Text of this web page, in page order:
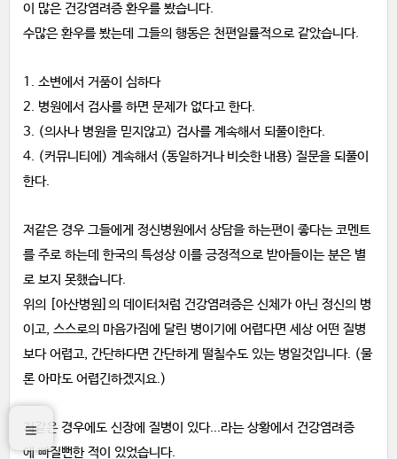
이 많은 건강염려증 환우를 봤습니다.
수많은 환우를 봤는데 그들의 행동은 천편일률적으로 같았습니다.
1. 소변에서 거품이 심하다
2. 병원에서 검사를 하면 문제가 없다고 한다.
3. (의사나 병원을 믿지않고) 검사를 계속해서 되풀이한다.
4. (커뮤니티에) 계속해서 (동일하거나 비슷한 내용) 질문을 되풀이
한다.
저같은 경우 그들에게 정신병원에서 상담을 하는편이 좋다는 코멘트
를 주로 하는데 한국의 특성상 이를 긍정적으로 받아들이는 분은 별
로 보지 못했습니다.
위의 [아산병원]의 데이터처럼 건강염려증은 신체가 아닌 정신의 병
이고, 스스로의 마음가짐에 달린 병이기에 어렵다면 세상 어떤 질병
보다 어렵고, 간단하다면 간단하게 떨칠수도 있는 병일것입니다. (물
론 아마도 어렵긴하겠지요.)
저같은 경우에도 신장에 질병이 있다...라는 상황에서 건강염려증
에 빠질뻔한 적이 있었습니다.